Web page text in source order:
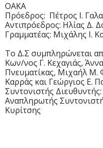
ΟΑΚΑ
Πρόεδρος: Πέτρος Ι.
Αντιπρόεδρος: Ηλίας Δ.
Γραμματέας: Μιχάλης Ι.
Το Δ.Σ συμπληρώνεται
Κων/νος Γ. Κεχαγιάς,
Πνευματίκας, Μιχαήλ Μ.
Καρράς και Γεώργιος Ε.
Συντονιστής
Αναπληρωτής
Κυρίτσης